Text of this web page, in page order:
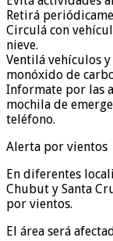
Retirá
Circulá con
nieve.
Ventilá vehículos
monóxido de
Informate por las
mochila de
teléfono.
Alerta por vientos
En diferentes
Chubut y Santa
por vientos.
El área será